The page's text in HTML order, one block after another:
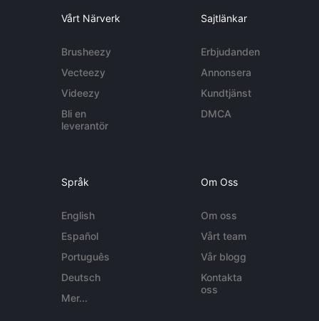
Vårt Närverk
Brusheezy
Vecteezy
Videezy
Bli en
leverantör
Sajtlänkar
Erbjudanden
Annonsera
Kundtjänst
DMCA
Språk
English
Español
Português
Deutsch
Mer...
Om Oss
Om oss
Vårt team
Vår blogg
Kontakta
oss